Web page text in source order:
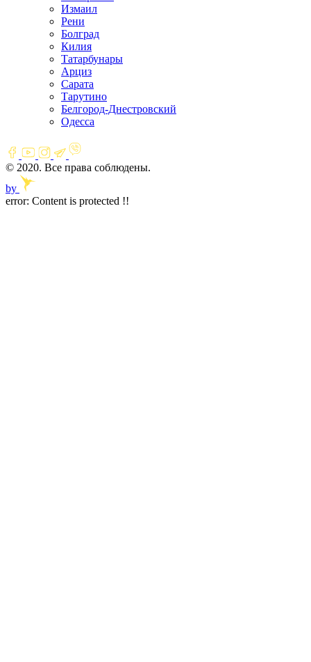
Измаил
Рени
Болград
Килия
Татарбунары
Арциз
Сарата
Тарутино
Белгород-Днестровский
Одесса
© 2020. Все права соблюдены.
by
error: Content is protected !!